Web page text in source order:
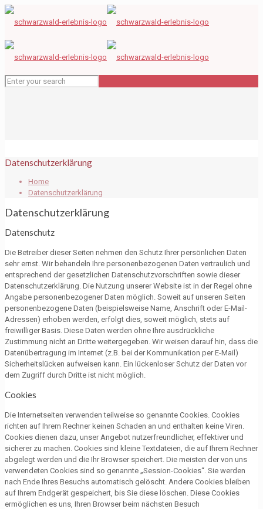
Datenschutzerklärung
Home
Datenschutzerklärung
Datenschutzerklärung
Datenschutz
Die Betreiber dieser Seiten nehmen den Schutz Ihrer persönlichen Daten
sehr ernst. Wir behandeln Ihre personenbezogenen Daten vertraulich und
entsprechend der gesetzlichen Datenschutzvorschriften sowie dieser
Datenschutzerklärung. Die Nutzung unserer Website ist in der Regel ohne
Angabe personenbezogener Daten möglich. Soweit auf unseren Seiten
personenbezogene Daten (beispielsweise Name, Anschrift oder E-Mail-
Adressen) erhoben werden, erfolgt dies, soweit möglich, stets auf
freiwilliger Basis. Diese Daten werden ohne Ihre ausdrückliche
Zustimmung nicht an Dritte weitergegeben. Wir weisen darauf hin, dass die
Datenübertragung im Internet (z.B. bei der Kommunikation per E-Mail)
Sicherheitslücken aufweisen kann. Ein lückenloser Schutz der Daten vor
dem Zugriff durch Dritte ist nicht möglich.
Cookies
Die Internetseiten verwenden teilweise so genannte Cookies. Cookies
richten auf Ihrem Rechner keinen Schaden an und enthalten keine Viren.
Cookies dienen dazu, unser Angebot nutzerfreundlicher, effektiver und
sicherer zu machen. Cookies sind kleine Textdateien, die auf Ihrem Rechner
abgelegt werden und die Ihr Browser speichert. Die meisten der von uns
verwendeten Cookies sind so genannte „Session-Cookies“. Sie werden
nach Ende Ihres Besuchs automatisch gelöscht. Andere Cookies bleiben
auf Ihrem Endgerät gespeichert, bis Sie diese löschen. Diese Cookies
ermöglichen es uns, Ihren Browser beim nächsten Besuch